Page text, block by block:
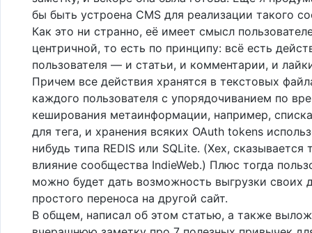
бы быть устроена CMS для реализации такого
Как это ни странно, её имеет смысл
центричной, то есть по принципу: всё есть
пользователя — и статьи, и комментарии, и
Причем все действия хранятся в текстовых
каждого пользователя с упорядочиванием по
кеширования метаинформации, например,
для тега, и хранения всяких OAuth tokens
нибудь типа REDIS или SQLite. (Хех, сказывается
влияние сообщества IndieWeb.) Плюс тогда
можно будет дать возможность выгрузки своих
простого переноса на другой сайт.
В общем, написал об этом статью, а также